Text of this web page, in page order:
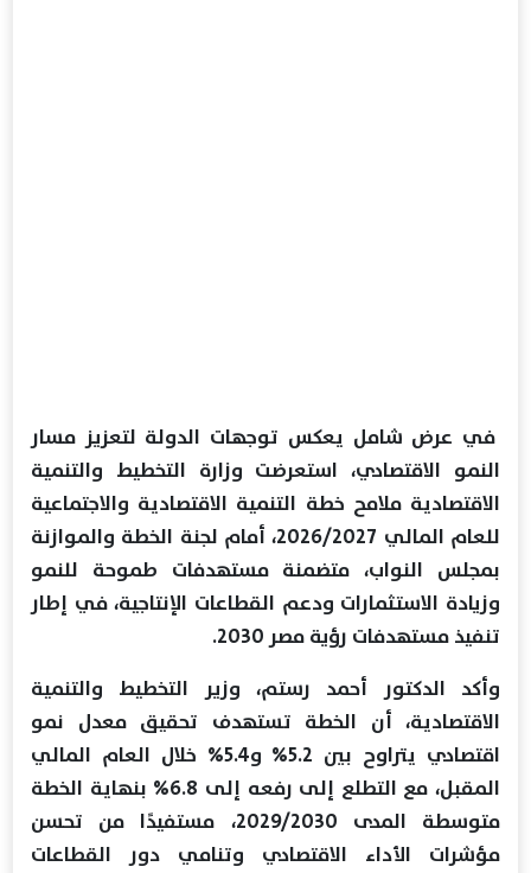
في عرض شامل يعكس توجهات الدولة لتعزيز مسار
النمو الاقتصادي، استعرضت وزارة التخطيط والتنمية
الاقتصادية ملامح خطة التنمية الاقتصادية والاجتماعية
للعام المالي 2026/2027، أمام لجنة الخطة والموازنة
بمجلس النواب، متضمنة مستهدفات طموحة للنمو
وزيادة الاستثمارات ودعم القطاعات الإنتاجية، في إطار
تنفيذ مستهدفات رؤية مصر 2030.
وأكد الدكتور أحمد رستم، وزير التخطيط والتنمية
الاقتصادية، أن الخطة تستهدف تحقيق معدل نمو
اقتصادي يتراوح بين 5.2% و5.4% خلال العام المالي
المقبل، مع التطلع إلى رفعه إلى 6.8% بنهاية الخطة
متوسطة المدى 2029/2030، مستفيدًا من تحسن
مؤشرات الأداء الاقتصادي وتنامي دور القطاعات